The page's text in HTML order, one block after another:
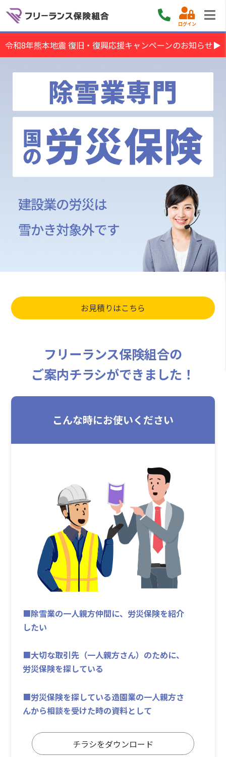
ログイン
令和8年熊本地震 復旧・復興応援キャンペーンのお知らせ▶
お見積りはこちら
フリーランス保険組合の
ご案内チラシができました！
こんな時にお使いください
■除雪業の一人親方仲間に、労災保険を紹介
したい
■大切な取引先（一人親方さん）のために、
労災保険を探している
■労災保険を探している造園業の一人親方さ
んから相談を受けた時の資料として
チラシをダウンロード